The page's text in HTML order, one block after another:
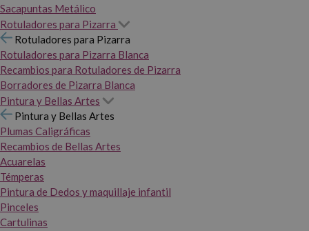
Sacapuntas Metálico
Rotuladores para Pizarra
Rotuladores para Pizarra
Rotuladores para Pizarra Blanca
Recambios para Rotuladores de Pizarra
Borradores de Pizarra Blanca
Pintura y Bellas Artes
Pintura y Bellas Artes
Plumas Caligráficas
Recambios de Bellas Artes
Acuarelas
Témperas
Pintura de Dedos y maquillaje infantil
Pinceles
Cartulinas